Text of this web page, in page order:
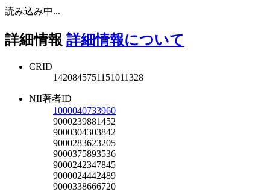
読み込み中...
詳細情報 詳細情報について
CRID
1420845751151011328
NII著者ID
1000040733960
9000239881452
9000304303842
9000283623205
9000375893536
9000242347845
9000024442489
9000338666720